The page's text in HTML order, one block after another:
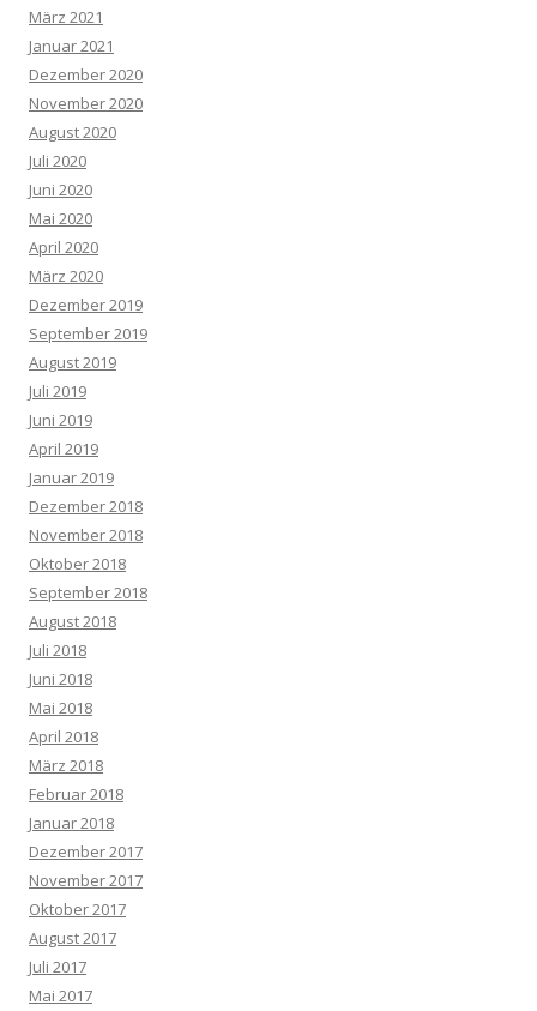
März 2021
Januar 2021
Dezember 2020
November 2020
August 2020
Juli 2020
Juni 2020
Mai 2020
April 2020
März 2020
Dezember 2019
September 2019
August 2019
Juli 2019
Juni 2019
April 2019
Januar 2019
Dezember 2018
November 2018
Oktober 2018
September 2018
August 2018
Juli 2018
Juni 2018
Mai 2018
April 2018
März 2018
Februar 2018
Januar 2018
Dezember 2017
November 2017
Oktober 2017
August 2017
Juli 2017
Mai 2017